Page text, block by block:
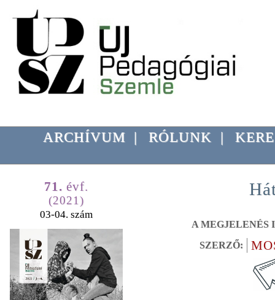
ARCHÍVUM | RÓLUNK |
71. évf.
(2021)
03-04. szám
A MEGJELENÉS
SZERZŐ: